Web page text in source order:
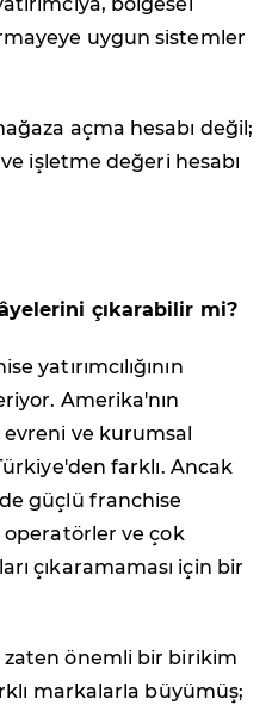
uygun sistemler
açma hesabı değil;
işletme değeri hesabı
çıkarabilir mi?
yatırımcılığının
Amerika'nın
ve kurumsal
farklı. Ancak
güçlü franchise
operatörler ve çok
çıkaramaması için bir
önemli bir birikim
markalarla büyümüş;